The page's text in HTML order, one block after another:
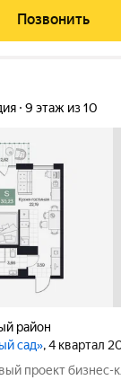
двор, свободный
Позвонить
9 этаж из 10
район
сад», 4 квартал